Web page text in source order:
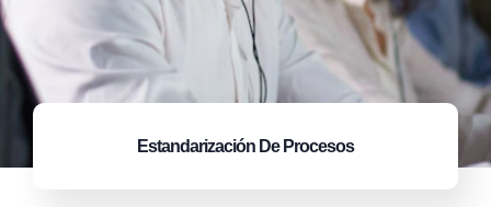
Estandarización De Procesos